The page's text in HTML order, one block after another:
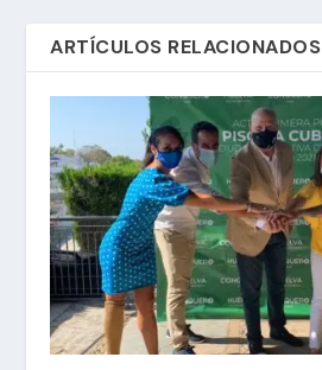
ARTÍCULOS RELACIONADOS